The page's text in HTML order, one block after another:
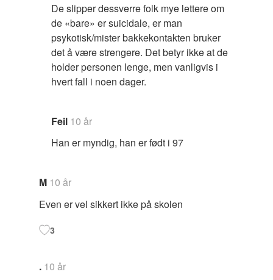
De slipper dessverre folk mye lettere om
de «bare» er suicidale, er man
psykotisk/mister bakkekontakten bruker
det å være strengere. Det betyr ikke at de
holder personen lenge, men vanligvis i
hvert fall i noen dager.
Feil 10 år
Han er myndig, han er født i 97
M 10 år
Even er vel sikkert ikke på skolen
3
. 10 år